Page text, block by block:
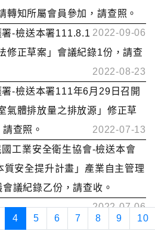
轉知所屬會員參加，請查照。
2022-09-06
-檢送本署111.8.1
修正草案」會議紀錄1份，請查
2022-08-23
-檢送本署111年6月29日召開
氣體排放量之排放源」修正草
查照。
2022-07-13
工業安全衛生協會-檢送本會
安全提升計畫」產業自主管理
議紀錄乙份，請查收。
2022-07-06
4 5 6 7 8 9 10